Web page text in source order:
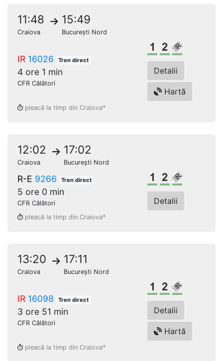
11:48
Craiova
15:49
București Nord
IR 16026 Tren direct
4 ore 1 min
CFR Călători
Clasa 1Clasa a 2-a
Loc
Detalii
Hartă
pleacă la timp din Craiova*
12:02
Craiova
17:02
București Nord
R-E 9266 Tren direct
5 ore 0 min
CFR Călători
Clasa 1Clasa a 2-a
Loc
Detalii
pleacă la timp din Craiova*
13:20
Craiova
17:11
București Nord
IR 16098 Tren direct
3 ore 51 min
CFR Călători
Clasa 1Clasa a 2-a
Loc
Detalii
Hartă
pleacă la timp din Craiova*